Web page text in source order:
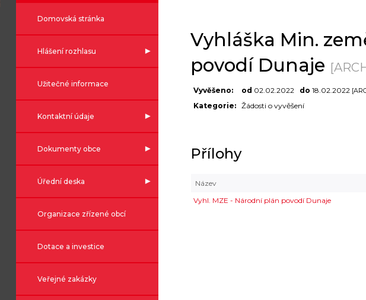
Domovská stránka
Hlášení rozhlasu
Užitečné informace
Kontaktní údaje
Dokumenty obce
Úřední deska
Organizace zřízené obcí
Dotace a investice
Veřejné zakázky
Vyhláška Min.
povodí Dunaje
Vyvěšeno: od 02.02.2022 do 18.02.2022
Kategorie: Žádosti o vyvěšení
Přílohy
Název
Vyhl. MZE - Národní plán povodí Dunaje